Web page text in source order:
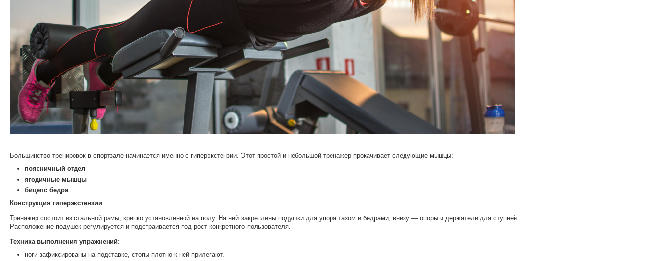
Большинство тренировок в спортзале начинается именно с гиперэкстензии. Этот простой и небольшой тренажер прокачивает следующие мышцы:
поясничный отдел
ягодичные мышцы
бицепс бедра
Конструкция гиперэкстензии
Тренажер состоит из стальной рамы, крепко установленной на полу. На ней закреплены подушки для упора тазом и бедрами, внизу — опоры и держатели для ступней.
Расположение подушек регулируется и подстраивается под рост конкретного пользователя.
Техника выполнения упражнений:
ноги зафиксированы на подставке, стопы плотно к ней прилегают.